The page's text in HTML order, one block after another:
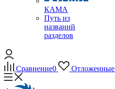
КАМА
Путь из
названий
разделов
Сравнение0 Отложенные